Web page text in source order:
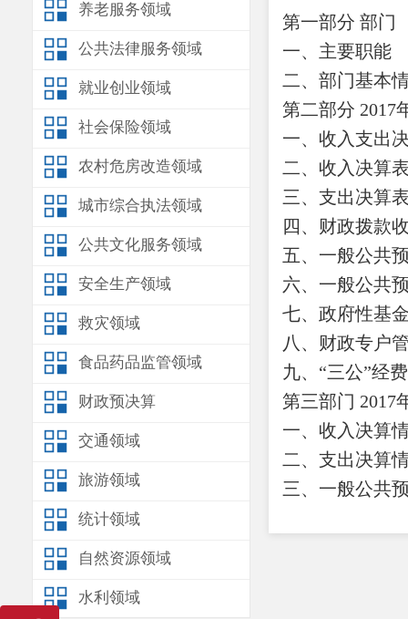
养老服务领域
公共法律服务领域
就业创业领域
社会保险领域
农村危房改造领域
城市综合执法领域
公共文化服务领域
安全生产领域
救灾领域
食品药品监管领域
财政预决算
交通领域
旅游领域
统计领域
自然资源领域
水利领域
第一部分 部门
一、主要职能
二、部门基本
第二部分 2017
一、收入支出
二、收入决算
三、支出决算
四、财政拨款
五、一般公共
六、一般公共
七、政府性基
八、财政专户
九、“三公”经
第三部门 2017
一、收入决算
二、支出决算
三、一般公共